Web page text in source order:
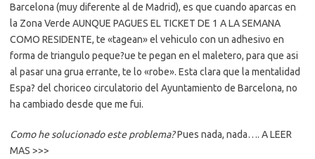
Barcelona (muy diferente al de Madrid), es que cuando aparcas en
la Zona Verde AUNQUE PAGUES EL TICKET DE 1 A LA SEMANA
COMO RESIDENTE, te «tagean» el vehiculo con un adhesivo en
forma de triangulo peque?ue te pegan en el maletero, para que asi
al pasar una grua errante, te lo «robe». Esta clara que la mentalidad
Espa? del choriceo circulatorio del Ayuntamiento de Barcelona, no
ha cambiado desde que me fui.
Como he solucionado este problema?Pues nada, nada…. A LEER
MAS >>>